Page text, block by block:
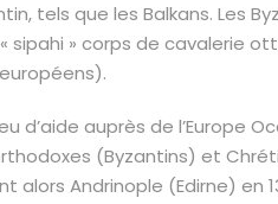
tels que les Balkans. Les
» corps de cavalerie
d’aide auprès de l’Europe
(Byzantins) et
alors Andrinople (Edirne) en